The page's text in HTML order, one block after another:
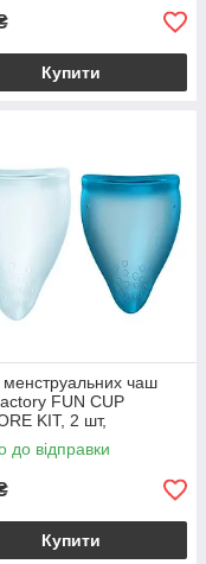
Купити
менструальних чаш
FUN CUP
KIT, 2 шт,
Turquoise, об’єми
мл
до відправки
Купити